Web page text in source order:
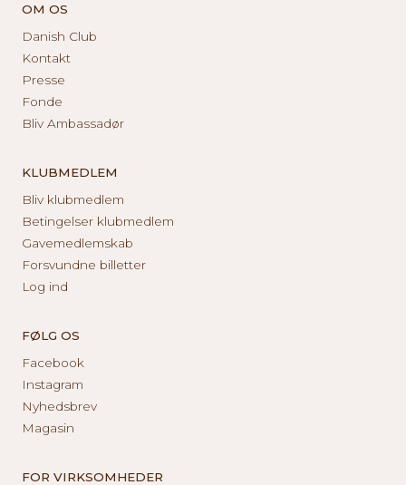
OM OS
Danish Club
Kontakt
Presse
Fonde
Bliv Ambassadør
KLUBMEDLEM
Bliv klubmedlem
Betingelser klubmedlem
Gavemedlemskab
Forsvundne billetter
Log ind
FØLG OS
Facebook
Instagram
Nyhedsbrev
Magasin
FOR VIRKSOMHEDER